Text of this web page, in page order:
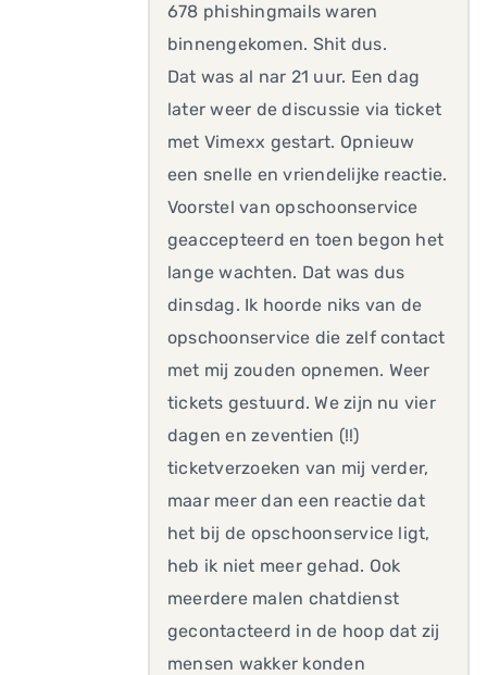
678 phishingmails waren
binnengekomen. Shit dus.
Dat was al nar 21 uur. Een dag
later weer de discussie via ticket
met Vimexx gestart. Opnieuw
een snelle en vriendelijke reactie.
Voorstel van opschoonservice
geaccepteerd en toen begon het
lange wachten. Dat was dus
dinsdag. Ik hoorde niks van de
opschoonservice die zelf contact
met mij zouden opnemen. Weer
tickets gestuurd. We zijn nu vier
dagen en zeventien (!!)
ticketverzoeken van mij verder,
maar meer dan een reactie dat
het bij de opschoonservice ligt,
heb ik niet meer gehad. Ook
meerdere malen chatdienst
gecontacteerd in de hoop dat zij
mensen wakker konden